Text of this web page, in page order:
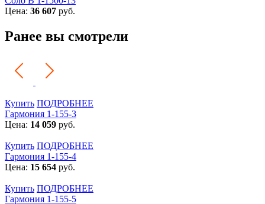
Цена: 36 607 руб.
Ранее вы смотрели
Купить ПОДРОБНЕЕ
Гармония 1-155-3
Цена: 14 059 руб.
Купить ПОДРОБНЕЕ
Гармония 1-155-4
Цена: 15 654 руб.
Купить ПОДРОБНЕЕ
Гармония 1-155-5